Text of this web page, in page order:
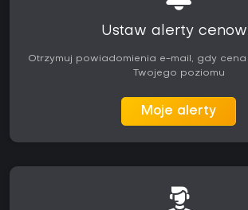
Ustaw alerty
Otrzymuj powiadomienia e-mail, gdy
Twojego poziomu
Moje alerty